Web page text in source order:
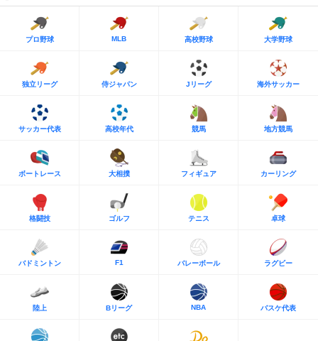
プロ野球 MLB 高校野球 大学野球
独立リーグ 侍ジャパン Jリーグ 海外サッカー
サッカー代表 高校年代 競馬 地方競馬
ボートレース 大相撲 フィギュア カーリング
格闘技 ゴルフ テニス 卓球
バドミントン F1 バレーボール ラグビー
陸上 Bリーグ NBA バスケ代表